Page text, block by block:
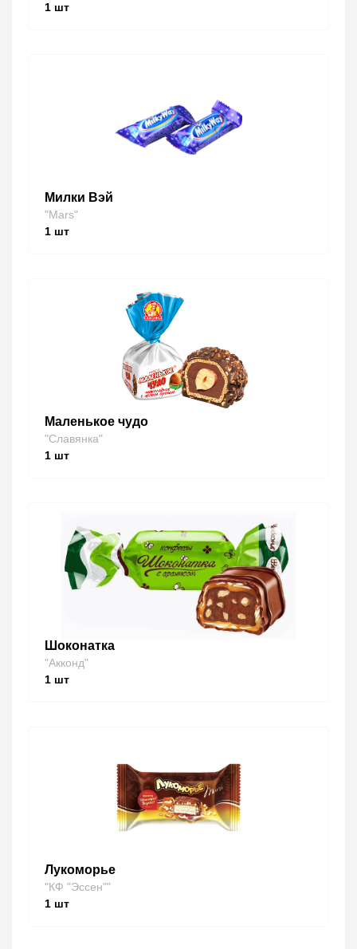
1 шт
Милки Вэй
"Mars"
1 шт
Маленькое чудо
"Славянка"
1 шт
Шоконатка
"Акконд"
1 шт
Лукоморье
"КФ "Эссен""
1 шт